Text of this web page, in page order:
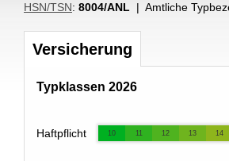
HSN/TSN: 8004/ANL | Amtliche
Versicherung
Typklassen 2026
Haftpflicht 10 11 12 13 14